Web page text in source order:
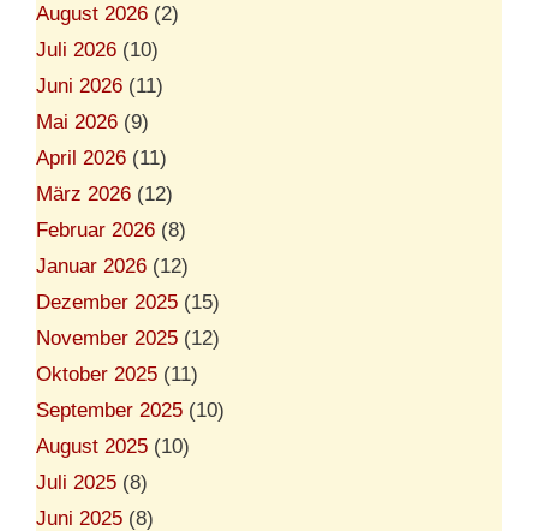
August 2026 (2)
Juli 2026 (10)
Juni 2026 (11)
Mai 2026 (9)
April 2026 (11)
März 2026 (12)
Februar 2026 (8)
Januar 2026 (12)
Dezember 2025 (15)
November 2025 (12)
Oktober 2025 (11)
September 2025 (10)
August 2025 (10)
Juli 2025 (8)
Juni 2025 (8)